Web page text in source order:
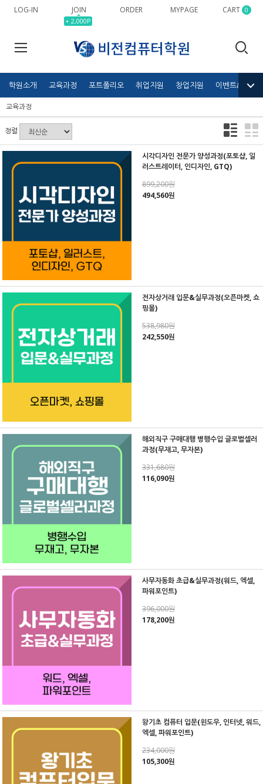
LOG-IN JOIN
+ 2,000P
ORDER MYPAGE CART 0
학원소개 교육과정 포트폴리오 취업지원 창업지원 이벤트&공모전
교육과정
정렬
시각디자인 전문가 양성과정(포토샵, 일
러스트레이터, 인디자인, GTQ)
899,200원
494,560원
전자상거래 입문&실무과정(오픈마켓, 쇼
핑몰)
538,980원
242,550원
해외직구 구매대행 병행수입 글로벌셀러
과정(무재고, 무자본)
331,680원
116,090원
사무자동화 초급&실무과정(워드, 엑셀,
파워포인트)
396,000원
178,200원
왕기초 컴퓨터 입문(윈도우, 인터넷, 워드,
엑셀, 파워포인트)
234,000원
105,300원